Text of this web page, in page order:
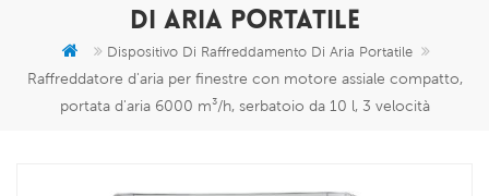
DI ARIA PORTATILE
Dispositivo Di Raffreddamento Di Aria Portatile
Raffreddatore d'aria per finestre con motore assiale compatto,
portata d'aria 6000 m³/h, serbatoio da 10 l, 3 velocità